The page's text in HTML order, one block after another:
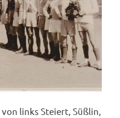
links Steiert, Süßlin,